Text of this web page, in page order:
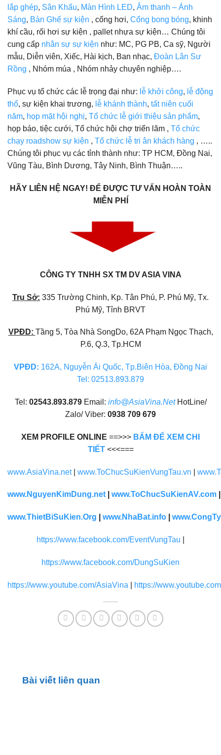
lắp ghép, Sân Khấu, Màn Hình LED, Âm thanh – Ánh
Sáng, Bàn Ghế sự kiện , cổng hơi, Cổng bong bóng, khinh
khí cầu, rối hơi sự kiện , pallet nhựa sự kiện… Chúng tôi
cung cấp nhân sự sự kiện như: MC, PG PB, Ca sỹ, Người
mẫu, Diễn viên, Xiếc, Hài kịch, Ban nhạc, Đoàn Lân Sư
Rồng , Nhóm múa , Nhóm nhảy chuyên nghiệp….
Phục vụ tổ chức các lễ trọng đại như: lễ khởi công, lễ động
thổ, sự kiện khai trương, lễ khánh thành, tất niên cuối
năm, họp mặt hội nghị, Tổ chức lễ giới thiệu sản phẩm,
họp báo, tiệc cưới, Tổ chức hội chợ triển lãm , Tổ chức
chạy roadshow sự kiện , Tổ chức lễ tri ân khách hàng , …..
Chúng tôi phục vụ các tỉnh thành như: TP HCM, Đồng Nai,
Vũng Tàu, Bình Dương, Tây Ninh, Bình Thuận…..
HÃY LIÊN HỆ NGAY! ĐỂ ĐƯỢC TƯ VẤN HOÀN TOÀN
MIỄN PHÍ
CÔNG TY TNHH SX TM DV ASIA VINA
Trụ Sở: 335 Trường Chinh, Kp. Tân Phú, P. Phú Mỹ, Tx.
Phú Mỹ, Tỉnh BRVT
VPĐD: Tầng 5, Tòa Nhà SongDo, 62A Phạm Ngọc Thạch,
P.6, Q.3, Tp.HCM
VPĐD: 162A, Nguyễn Ái Quốc, Tp.Biên Hòa, Đồng Nai
Tel: 02513.893.879
Tel: 02543.893.879Email: info@AsiaVina.NetHotLine/
Zalo/ Viber: 0938 709 679
XEM PROFILE ONLINE ==>>> BẤM ĐỂ XEM CHI
TIẾT<<<===
www.AsiaVina.net| www.ToChucSuKienVungTau.vn
www.NguyenKimDung.net www.ToChucSuKienAV.com
www.ThietBiSuKien.Org www.NhaBat.info
https://www.facebook.com/EventVungTau
https://www.facebook.com/DungSuKien
https://www.youtube.com/AsiaVina https://
Bài viết liên quan